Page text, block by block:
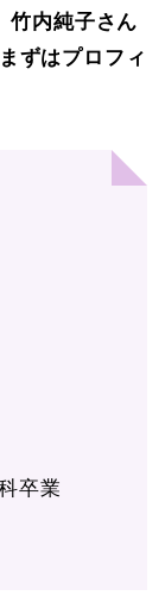
竹内純子さん
ずはプロフィ
卒業